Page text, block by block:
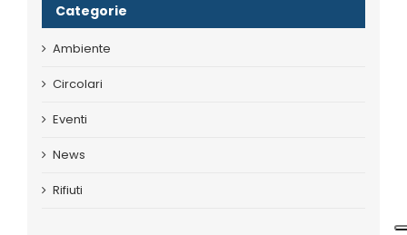
Categorie
Ambiente
Circolari
Eventi
News
Rifiuti